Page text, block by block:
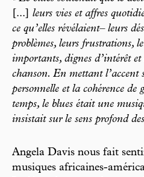
[...] leurs vies et affres
ce qu’elles révélaient– leurs
problèmes, leurs frustrations,
importants, dignes d’intérêt et
chanson. En mettant l’accent
personnelle et la cohérence de
temps, le blues était une
insistait sur le sens profond
Angela Davis nous fait
musiques africaines-